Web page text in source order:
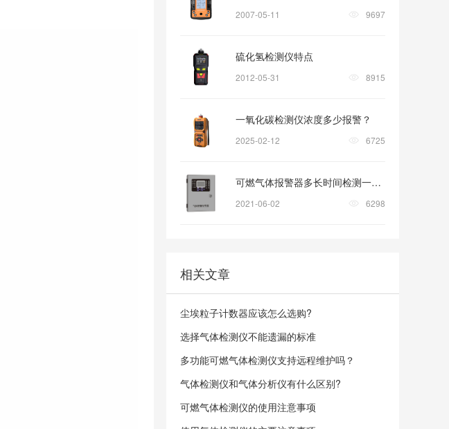
2007-05-11 9697
硫化氢检测仪特点
2012-05-31 8915
一氧化碳检测仪浓度多少报警？
2025-02-12 6725
可燃气体报警器多长时间检测一次?
2021-06-02 6298
相关文章
尘埃粒子计数器应该怎么选购?
选择气体检测仪不能遗漏的标准
多功能可燃气体检测仪支持远程维护吗？
气体检测仪和气体分析仪有什么区别?
可燃气体检测仪的使用注意事项